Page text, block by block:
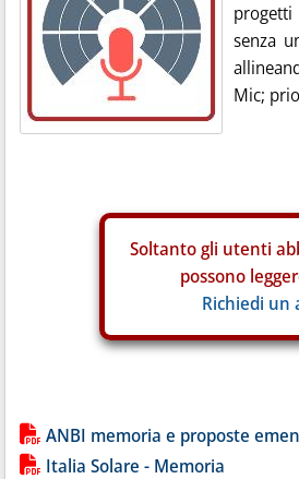
senza
Mic;
Soltanto gli utenti
possono
Richiedi un
Lista allegati PDF alla
ANBI memoria e proposte
Italia Solare - Memoria